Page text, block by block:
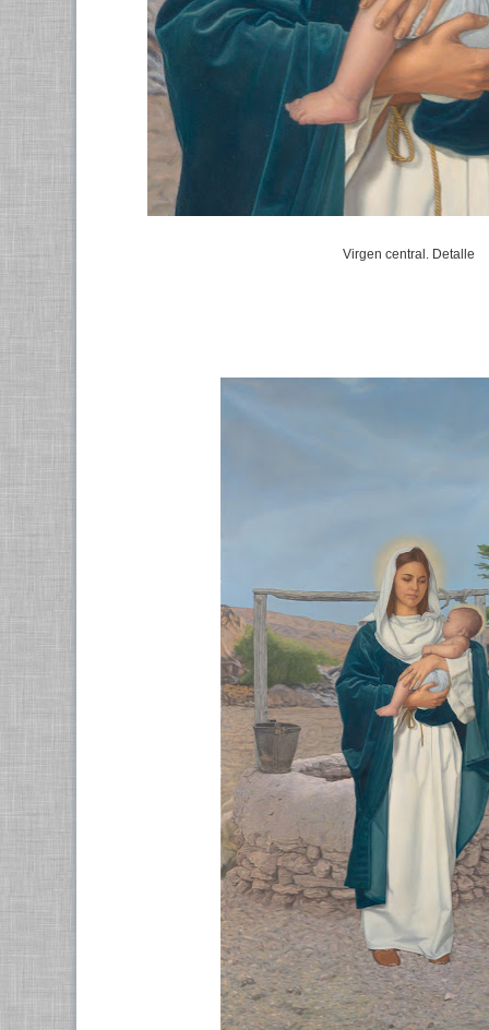
Virgen central. Detalle